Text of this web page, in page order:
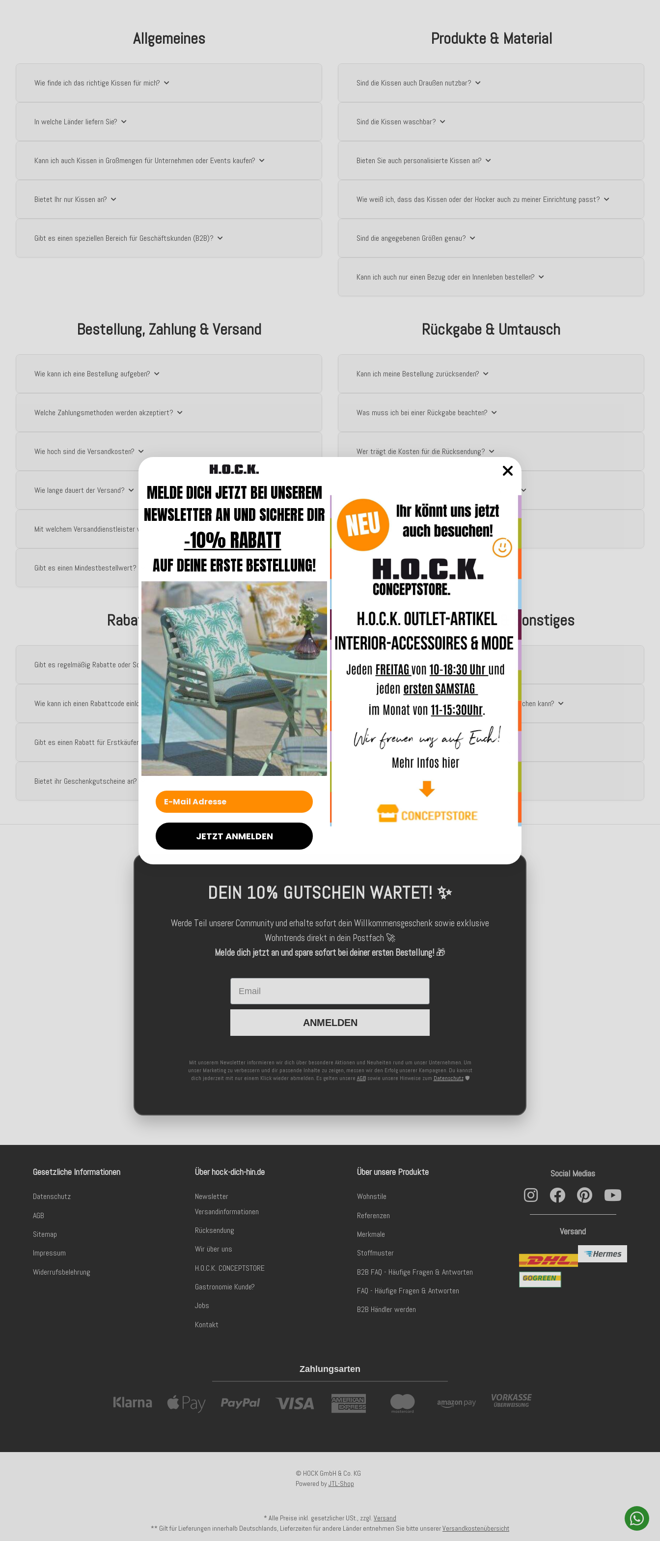
Allgemeines
Wie finde ich das richtige Kissen für mich?
In welche Länder liefern Sie?
Kann ich auch Kissen in Großmengen für Unternehmen oder Events kaufen?
Bietet Ihr nur Kissen an?
Gibt es einen speziellen Bereich für Geschäftskunden (B2B)?
Produkte & Material
Sind die Kissen auch Draußen nutzbar?
Sind die Kissen waschbar?
Bieten Sie auch personalisierte Kissen an?
Wie weiß ich, dass das Kissen oder der Hocker auch zu meiner Einrichtung passt?
Sind die angegebenen Größen genau?
Kann ich auch nur einen Bezug oder ein Innenleben bestellen?
Bestellung, Zahlung & Versand
Wie kann ich eine Bestellung aufgeben?
Welche Zahlungsmethoden werden akzeptiert?
Wie hoch sind die Versandkosten?
Wie lange dauert der Versand?
Mit welchem Versanddienstleister wird meine Bestellung geliefert?
Gibt es einen Mindestbestellwert?
Rückgabe & Umtausch
Kann ich meine Bestellung zurücksenden?
Was muss ich bei einer Rückgabe beachten?
Wer trägt die Kosten für die Rücksendung?
Was mache ich, wenn mein Kissen beschädigt ist?
Rabatte & Angebote
Gibt es regelmäßig Rabatte oder Sonderaktionen?
Wie kann ich einen Rabattcode einlösen?
Gibt es einen Rabatt für Erstkäufer?
Bietet ihr Geschenkgutscheine an?
Kundenservice & Sonstiges
Wie kann ich den Kundenservice kontaktieren?
Gibt es ein Geschäft oder einen Showroom, den ich besuchen kann?
Gibt es Mengenrabatte für größere Bestellungen?
DEIN 10% GUTSCHEIN WARTET! ✨
Werde Teil unserer Community und erhalte sofort dein Willkommensgeschenk sowie exklusive
Wohntrends direkt in dein Postfach 🚀
Melde dich jetzt an und spare sofort bei deiner ersten Bestellung! 🎁
Email
ANMELDEN
Mit unserem Newsletter informieren wir dich über besondere Aktionen und Neuheiten rund um unser Unternehmen. Um
unser Marketing zu verbessern und dir passende Inhalte zu zeigen, messen wir den Erfolg unserer Kampagnen. Du kannst
dich jederzeit mit nur einem Klick wieder abmelden. Es gelten unsere AGBsowie unsere Hinweise zum Datenschutz🛡️
Gesetzliche Informationen
Datenschutz
AGB
Sitemap
Impressum
Widerrufsbelehrung
Über hock-dich-hin.de
Newsletter
Versandinformationen
Rücksendung
Wir über uns
H.O.C.K. CONCEPTSTORE
Gastronomie Kunde?
Jobs
Kontakt
Über unsere Produkte
Wohnstile
Referenzen
Merkmale
Stoffmuster
B2B FAQ - Häufige Fragen & Antworten
FAQ - Häufige Fragen & Antworten
B2B Händler werden
Social Medias
Versand
Zahlungsarten
© HOCK GmbH & Co. KG
Powered byJTL-Shop
* Alle Preise inkl. gesetzlicher USt., zzgl. Versand
** Gilt für Lieferungen innerhalb Deutschlands, Lieferzeiten für andere Länder entnehmen Sie bitte unsererVersandkostenübersicht
MELDE DICH JETZT BEI UNSEREM
NEWSLETTER AN UND SICHERE DIR
-10% RABATT
AUF DEINE ERSTE BESTELLUNG!
JETZT ANMELDEN